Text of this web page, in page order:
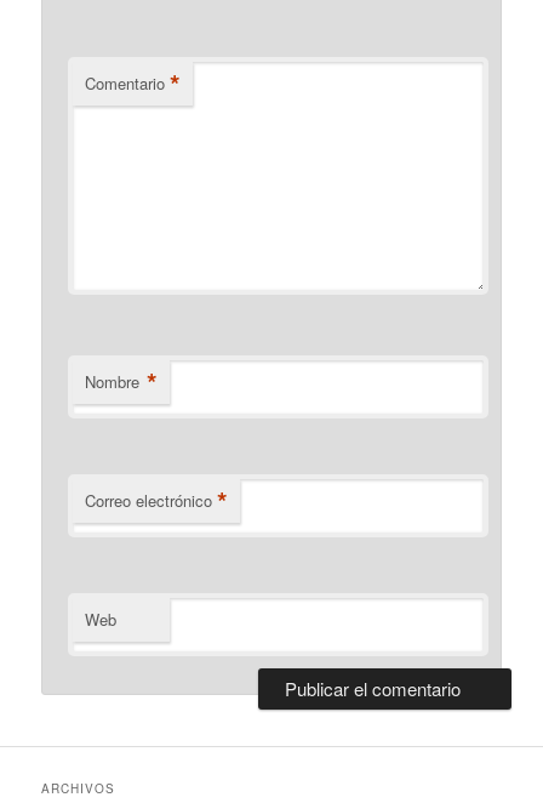
Comentario *
Nombre *
Correo electrónico *
Web
ARCHIVOS